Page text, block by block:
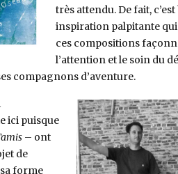
très attendu. De fait,
inspiration palpitante
ces compositions
l’attention et le soin du
compagnons d’aventure.
ici puisque
– ont
de
forme